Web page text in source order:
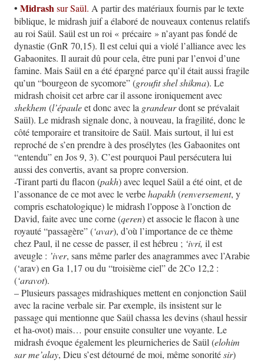
• Midrashsur Saül. A partir des matériaux fournis par le texte
biblique, le midrash juif a élaboré de nouveaux contenus relatifs
au roi Saül. Saül est un roi « précaire » n’ayant pas fondé de
dynastie (GnR 70,15). Il est celui qui a violé l’alliance avec les
Gabaonites. Il aurait dû pour cela, être puni par l’envoi d’une
famine. Mais Saül en a été épargné parce qu’il était aussi fragile
qu’un “bourgeon de sycomore” (groufit shel shikma). Le
midrash choisit cet arbre car il assone ironiquement avec
shekhem (l’épauleet donc avec la grandeurdont se prévalait
Saül). Le midrash signale donc, à nouveau, la fragilité, donc le
côté temporaire et transitoire de Saül. Mais surtout, il lui est
reproché de s’en prendre à des prosélytes (les Gabaonites ont
“entendu” en Jos 9, 3). C’est pourquoi Paul persécutera lui
aussi des convertis, avant sa propre conversion.
-Tirant parti du flacon (pakh) avec lequel Saül a été oint, et de
l’assonance de ce mot avec le verbehapakh(renversement, y
compris eschatologique) le midrash l’oppose à l’onction de
David, faite avec une corne (qeren) et associe le flacon à une
royauté “passagère” (‘avar), d’où l’importance de ce thème
chez Paul, il ne cesse de passer, il est hébreu ; ‘ivri, il est
aveugle : ’iver, sans même parler des anagrammes avec l’Arabie
(‘arav) en Ga 1,17 ou du “troisième ciel” de 2Co 12,2 :
(‘aravot).
– Plusieurs passages midrashiques mettent en conjonction Saül
avec la racine verbale sir. Par exemple, ils insistent sur le
passage qui mentionne que Saül chassa les devins (shaul hessir
et ha-ovot) mais… pour ensuite consulter une voyante. Le
midrash évoque également les pleurnicheries de Saül (elohim
sar me’alay, Dieu s’est détourné de moi, même sonoritésir)